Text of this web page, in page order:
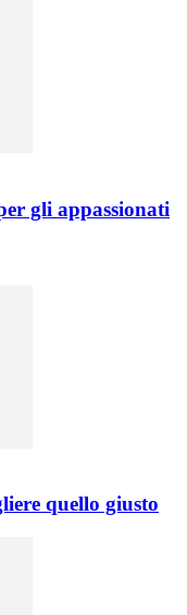
gli appassionati
quello giusto